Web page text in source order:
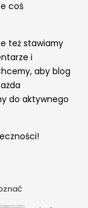
coś
też stawiamy
i
aby blog
do aktywnego